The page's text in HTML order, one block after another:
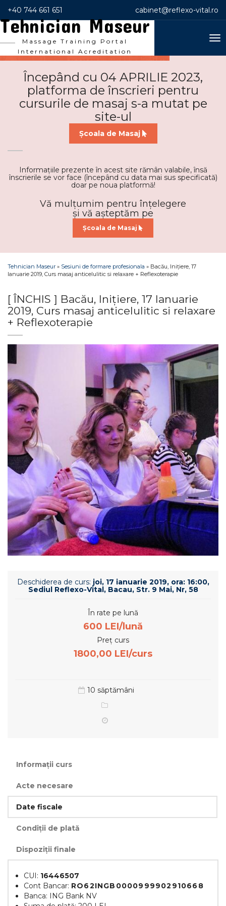
+40 744 661 651 cabinet@reflexo-vital.ro
Tehnician Maseur
Massage Training Portal
International Acreditation
Începând cu 04 APRILIE 2023,
platforma de înscrieri pentru
cursurile de masaj s-a mutat pe
site-ul
Școala de Masaj
Informațiile prezente în acest site rămân valabile, însă
înscrierile se vor face (începând cu data mai sus specificată)
doar pe noua platformă!
Vă mulțumim pentru înțelegere
și vă așteptăm pe
Școala de Masaj
Tehnician Maseur » Sesiuni de formare profesionala » Bacău, Inițiere, 17
Ianuarie 2019, Curs masaj anticelulitic si relaxare + Reflexoterapie
[ ÎNCHIS ] Bacău, Inițiere, 17 Ianuarie
2019, Curs masaj anticelulitic si relaxare
+ Reflexoterapie
Deschiderea de curs: joi, 17 ianuarie 2019, ora: 16:00,
Sediul Reflexo-Vital, Bacau, Str. 9 Mai, Nr, 58
În rate pe lună
600 LEI/lună
Preț curs
1800,00 LEI/curs
10 săptămâni
Informații curs
Acte necesare
Date fiscale
Condiții de plată
Dispoziții finale
CUI: 16446507
Cont Bancar: RO62INGB0000999902910668
Banca: ING Bank NV